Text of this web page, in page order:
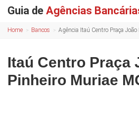
Guia de Agências
Home Bancos Agência Itaú Centro Praça
Itaú Centro Praça
Pinheiro Muriae